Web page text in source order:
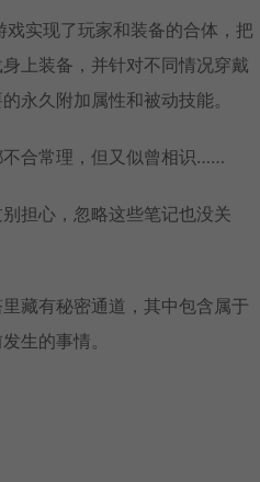
实现了玩家和装备的合体，把
上装备，并针对不同情况穿戴
永久附加属性和被动技能。
不合常理，但又似曾相识……
担心，忽略这些笔记也没关
藏有秘密通道，其中包含属于
生的事情。